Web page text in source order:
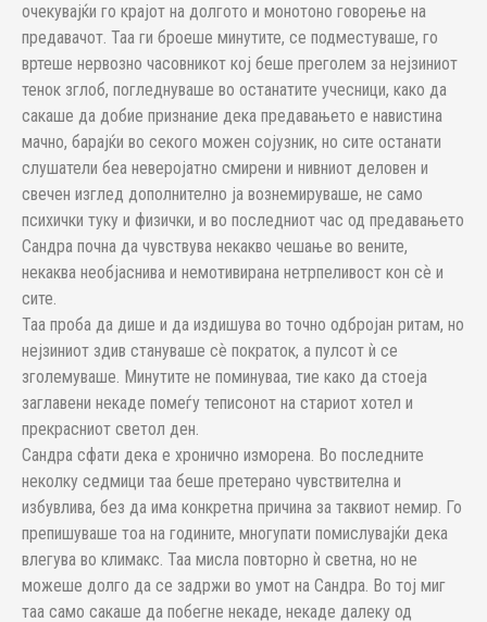
очекувајќи го крајот на долгото и монотоно говорење на
предавачот. Таа ги броеше минутите, се подместуваше, го
вртеше нервозно часовникот кој беше преголем за нејзиниот
тенок зглоб, погледнуваше во останатите учесници, како да
сакаше да добие признание дека предавањето е навистина
мачно, барајќи во секого можен сојузник, но сите останати
слушатели беа неверојатно смирени и нивниот деловен и
свечен изглед дополнително ја вознемируваше, не само
психички туку и физички, и во последниот час од предавањето
Сандра почна да чувствува некакво чешање во вените,
некаква необјаснива и немотивирана нетрпеливост кон сѐ и
сите.
Таа проба да дише и да издишува во точнo одбројан ритам, но
нејзиниот здив стануваше сѐ пократок, а пулсот ѝ се
зголемуваше. Минутите не поминуваа, тие како да стоеја
заглавени некаде помеѓу теписонот на стариот хотел и
прекрасниот светол ден.
Сандра сфати дека е хронично изморена. Во последните
неколку седмици таа беше претерано чувствителна и
избувлива, без да има конкретна причина за таквиот немир. Го
препишуваше тоа на годините, многупати помислувајќи дека
влегува во климакс. Таа мисла повторно ѝ светна, но не
можеше долго да се задржи во умот на Сандра. Во тој миг
таа само сакаше да побегне некаде, некаде далеку од